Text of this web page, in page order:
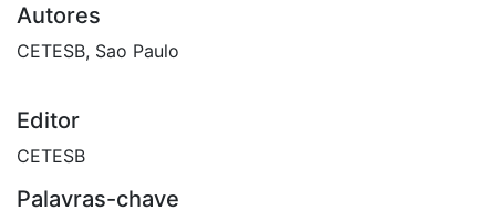
Autores
CETESB, Sao Paulo
Editor
CETESB
Palavras-chave